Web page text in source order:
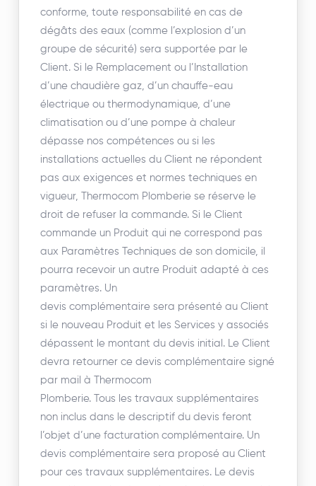
conforme, toute responsabilité en cas de
dégâts des eaux (comme l’explosion d’un
groupe de sécurité) sera supportée par le
Client. Si le Remplacement ou l’Installation
d’une chaudière gaz, d’un chauffe-eau
électrique ou thermodynamique, d’une
climatisation ou d’une pompe à chaleur
dépasse nos compétences ou si les
installations actuelles du Client ne répondent
pas aux exigences et normes techniques en
vigueur, Thermocom Plomberie se réserve le
droit de refuser la commande. Si le Client
commande un Produit qui ne correspond pas
aux Paramètres Techniques de son domicile, il
pourra recevoir un autre Produit adapté à ces
paramètres. Un
devis complémentaire sera présenté au Client
si le nouveau Produit et les Services y associés
dépassent le montant du devis initial. Le Client
devra retourner ce devis complémentaire signé
par mail à Thermocom
Plomberie. Tous les travaux supplémentaires
non inclus dans le descriptif du devis feront
l’objet d’une facturation complémentaire. Un
devis complémentaire sera proposé au Client
pour ces travaux supplémentaires. Le devis